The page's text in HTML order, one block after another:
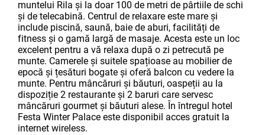
muntelui Rila și la doar 100 de metri de pârtiile de schi
și de telecabină. Centrul de relaxare este mare și
include piscină, saună, baie de aburi, facilități de
fitness și o gamă largă de masaje. Acesta este un loc
excelent pentru a vă relaxa după o zi petrecută pe
munte. Camerele și suitele spațioase au mobilier de
epocă și țesături bogate și oferă balcon cu vedere la
munte. Pentru mâncăruri și băuturi, oaspeții au la
dispoziție 2 restaurante și 2 baruri care servesc
mâncăruri gourmet și băuturi alese. În întregul hotel
Festa Winter Palace este disponibil acces gratuit la
internet wireless.